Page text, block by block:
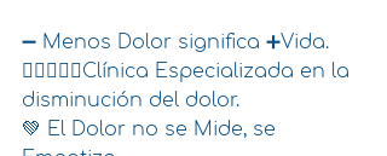
➖ Menos Dolor significa ➕Vida.
👩🏻‍⚕️👨‍⚕️Clínica Especializada en la
disminución del dolor.
💚 El Dolor no se Mide, se